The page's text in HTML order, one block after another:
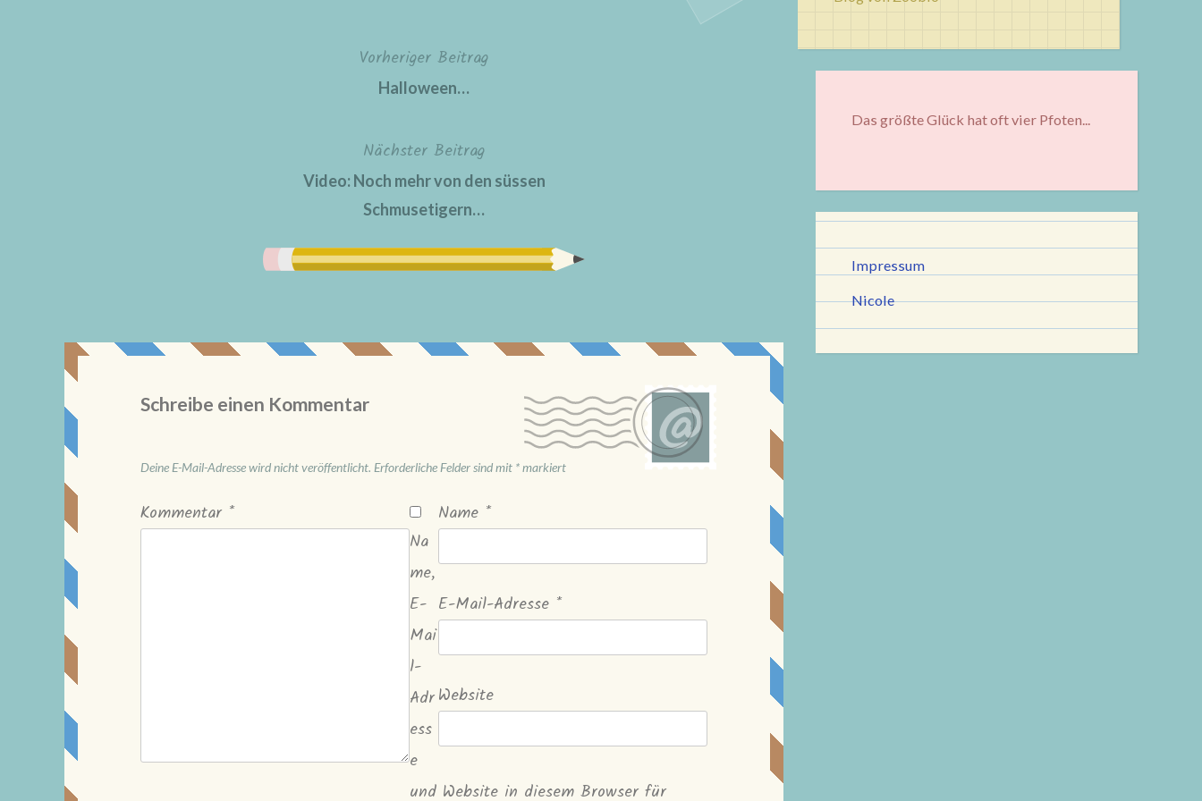
Vorheriger Beitrag
Halloween…
Nächster Beitrag
Video: Noch mehr von den süssen
Schmusetigern…
Schreibe einen Kommentar
Deine E-Mail-Adresse wird nicht veröffentlicht. Erforderliche Felder sind mit *markiert
Kommentar * Name *
E-Mail-Adresse *
Website
Na
me,
E-
Mai
l-
Adr
ess
e
und Website in diesem Browser für
Das größte Glück hat oft vier Pfoten...
Impressum
Nicole